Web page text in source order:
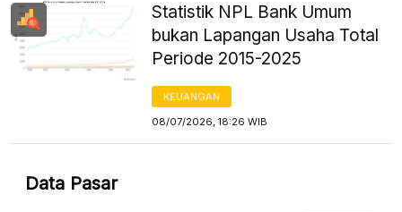
Statistik NPL Bank Umum
bukan Lapangan Usaha Total
Periode 2015-2025
KEUANGAN
08/07/2026, 18:26 WIB
Data Pasar